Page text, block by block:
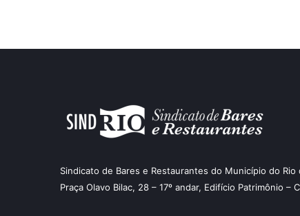
Sindicato de Bares e Restaurantes do Município do Rio
Praça Olavo Bilac, 28 – 17º andar, Edifício Patrimônio –